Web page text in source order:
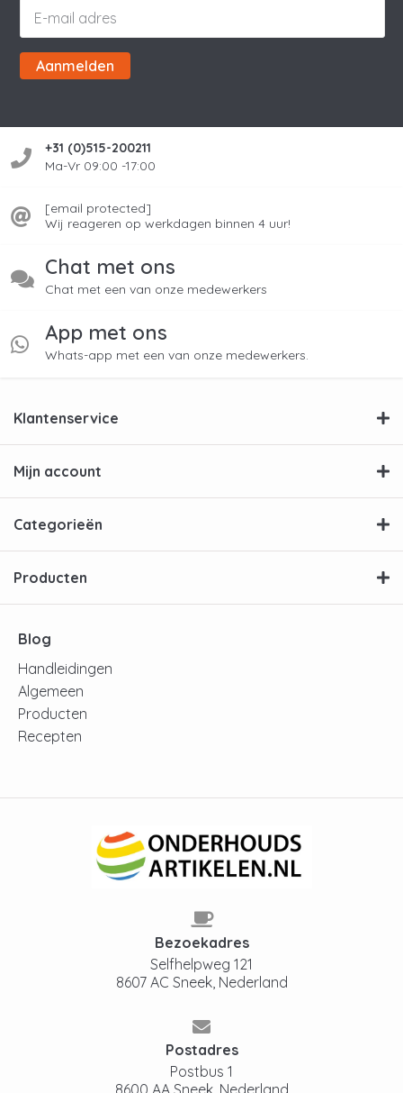
Aanmelden
+31 (0)515-200211
Ma-Vr 09:00 -17:00
[email protected]
Wij reageren op werkdagen binnen 4 uur!
Chat met ons
Chat met een van onze medewerkers
App met ons
Whats-app met een van onze medewerkers.
Klantenservice
Mijn account
Categorieën
Producten
Blog
Handleidingen
Algemeen
Producten
Recepten
Bezoekadres
Selfhelpweg 121
8607 AC Sneek, Nederland
Postadres
Postbus 1